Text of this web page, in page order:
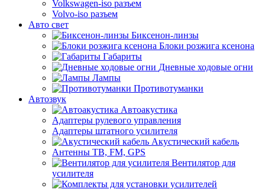
Volkswagen-iso разъем
Volvo-iso разъем
Авто свет
Биксенон-линзы
Блоки розжига ксенона
Габариты
Дневные ходовые огни
Лампы
Противотуманки
Автозвук
Автоакустика
Адаптеры рулевого управления
Адаптеры штатного усилителя
Акустический кабель
Антенны ТВ, FM, GPS
Вентилятор для
усилителя